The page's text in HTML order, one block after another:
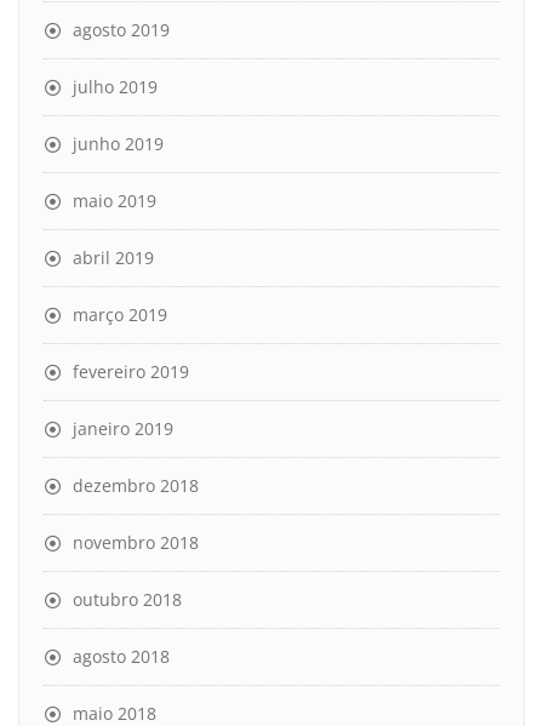
agosto 2019
julho 2019
junho 2019
maio 2019
abril 2019
março 2019
fevereiro 2019
janeiro 2019
dezembro 2018
novembro 2018
outubro 2018
agosto 2018
maio 2018